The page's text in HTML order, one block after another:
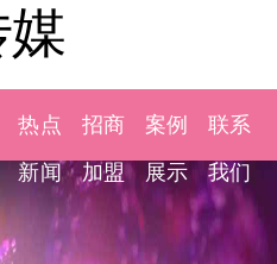
热点
新闻
招商
加盟
案例
展示
联系
我们